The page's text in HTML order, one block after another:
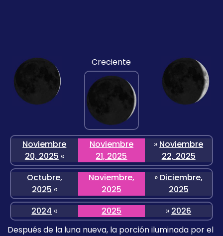
Creciente
Noviembre
20, 2025 «
Noviembre
21, 2025
» Noviembre
22, 2025
Octubre,
2025 «
Noviembre,
2025
» Diciembre,
2025
2024 « 2025 » 2026
Después de la luna nueva, la porción iluminada por el